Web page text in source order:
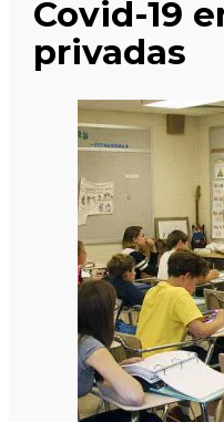
Covid-19
privadas